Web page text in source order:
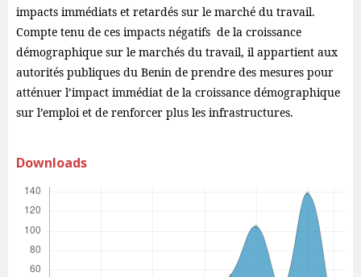
impacts immédiats et retardés sur le marché du travail.
Compte tenu de ces impacts négatifs de la croissance
démographique sur le marchés du travail, il appartient aux
autorités publiques du Benin de prendre des mesures pour
atténuer l’impact immédiat de la croissance démographique
sur l’emploi et de renforcer plus les infrastructures.
Downloads